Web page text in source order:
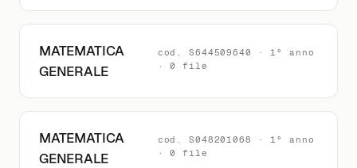
MATEMATICA
GENERALE
cod. S644509640 · 1° anno
· 0 file
MATEMATICA
GENERALE
cod. S048201068 · 1° anno
· 0 file